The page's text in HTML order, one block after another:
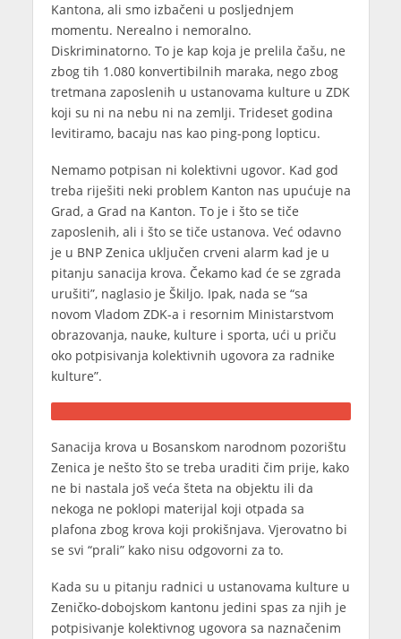
Kantona, ali smo izbačeni u posljednjem
momentu. Nerealno i nemoralno.
Diskriminatorno. To je kap koja je prelila čašu, ne
zbog tih 1.080 konvertibilnih maraka, nego zbog
tretmana zaposlenih u ustanovama kulture u ZDK
koji su ni na nebu ni na zemlji. Trideset godina
levitiramo, bacaju nas kao ping-pong lopticu.
Nemamo potpisan ni kolektivni ugovor. Kad god
treba riješiti neki problem Kanton nas upućuje na
Grad, a Grad na Kanton. To je i što se tiče
zaposlenih, ali i što se tiče ustanova. Već odavno
je u BNP Zenica uključen crveni alarm kad je u
pitanju sanacija krova. Čekamo kad će se zgrada
urušiti”, naglasio je Škiljo. Ipak, nada se “sa
novom Vladom ZDK-a i resornim Ministarstvom
obrazovanja, nauke, kulture i sporta, ući u priču
oko potpisivanja kolektivnih ugovora za radnike
kulture”.
Sanacija krova u Bosanskom narodnom pozorištu
Zenica je nešto što se treba uraditi čim prije, kako
ne bi nastala još veća šteta na objektu ili da
nekoga ne poklopi materijal koji otpada sa
plafona zbog krova koji prokišnjava. Vjerovatno bi
se svi “prali” kako nisu odgovorni za to.
Kada su u pitanju radnici u ustanovama kulture u
Zeničko-dobojskom kantonu jedini spas za njih je
potpisivanje kolektivnog ugovora sa naznačenim